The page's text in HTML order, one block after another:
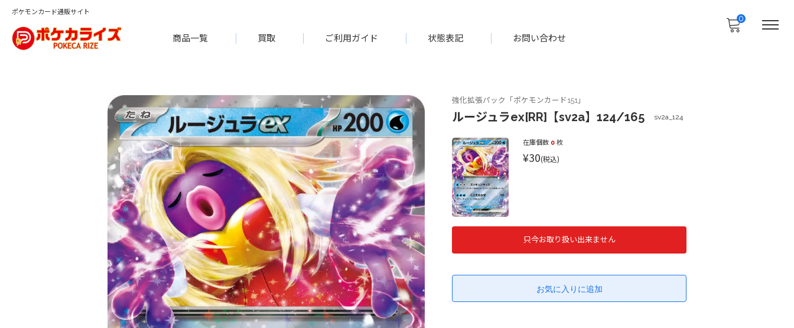
ポケモンカード通販サイト
商品一覧 買取 ご利用ガイド 状態表記 お問い合わせ
0
強化拡張パック「ポケモンカード151」
ルージュラex[RR]【sv2a】124/165 sv2a_124
在庫個数 0 枚
¥30(税込)
只今お取り扱い出来ません